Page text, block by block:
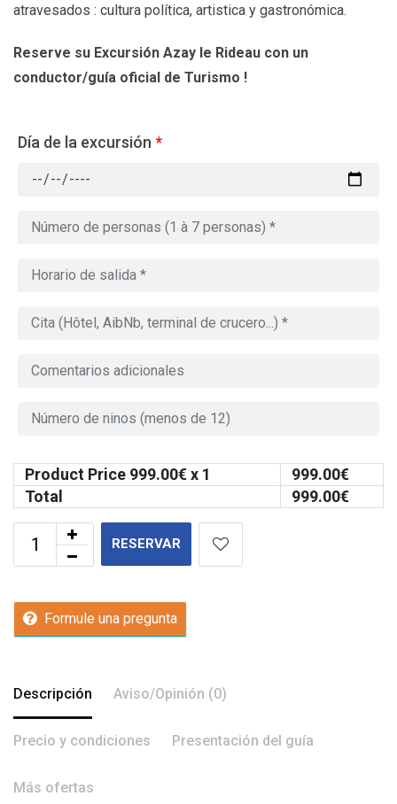
atravesados : cultura política, artistica y gastronómica.
Reserve su Excursión Azay le Rideau con un
conductor/guía oficial de Turismo !
Día de la excursión *
Product Price 999.00€ x 1 999.00€
Total
999.00€
RESERVAR
Formule una pregunta
Descripción Aviso/Opinión (0)
Precio y condiciones Presentación del guía
Más ofertas